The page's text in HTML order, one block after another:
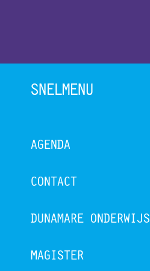
SNELMENU
AGENDA
CONTACT
DUNAMARE ONDERWIJS
MAGISTER